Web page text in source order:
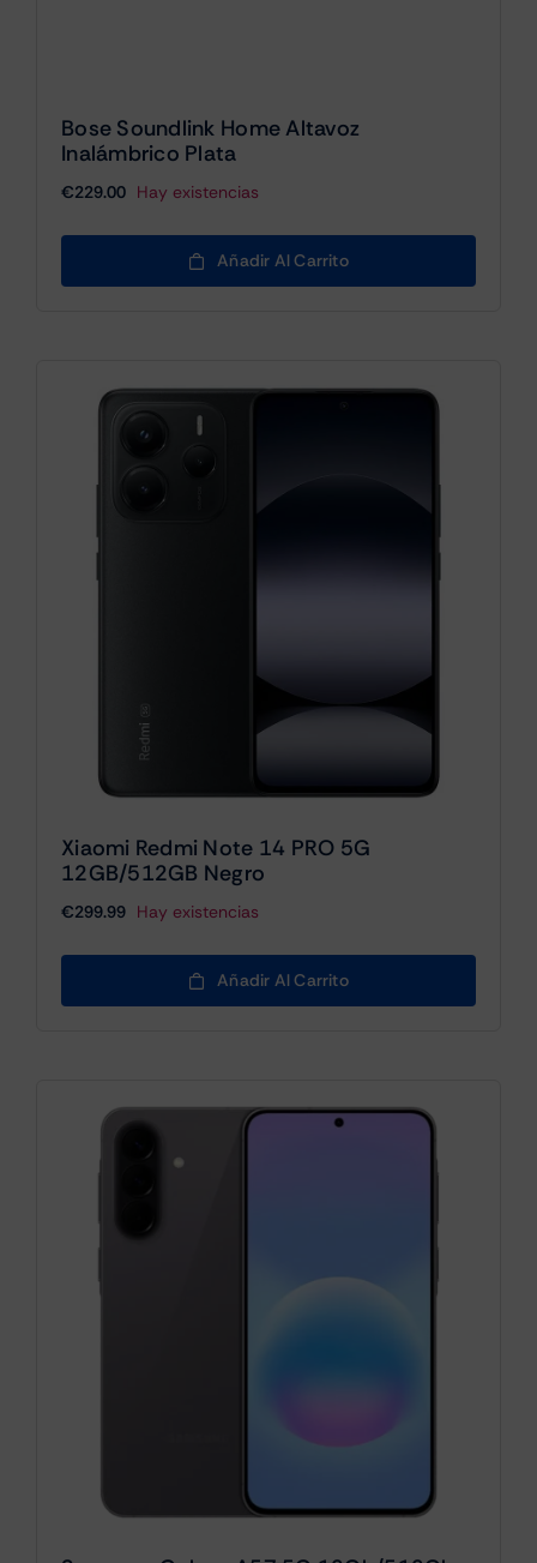
Bose Soundlink Home Altavoz
Inalámbrico Plata
€229.00 Hay existencias
Añadir Al Carrito
Xiaomi Redmi Note 14 PRO 5G
12GB/512GB Negro
€299.99 Hay existencias
Añadir Al Carrito